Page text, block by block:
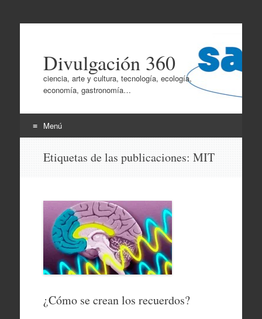
Divulgación 360
ciencia, arte y cultura, tecnología, ecología,
economía, gastronomía…
Menú
Etiquetas de las publicaciones: MIT
¿Cómo se crean los recuerdos?